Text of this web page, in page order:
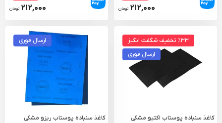
۲۱۲,۰۰۰ تومان ۲۱۲,۰۰۰ تومان
٪۳۳ تخفیف شگفت انگیز
ارسال فوری
کاغذ سنباده پوستاب اکتیو مشکی
ارسال فوری
کاغذ سنباده پوستاب ریزو مشکی